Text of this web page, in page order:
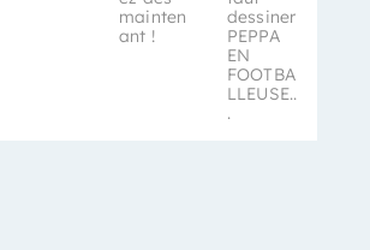
mainten
ant !
dessiner
PEPPA
EN
FOOTBA
LLEUSE..
.